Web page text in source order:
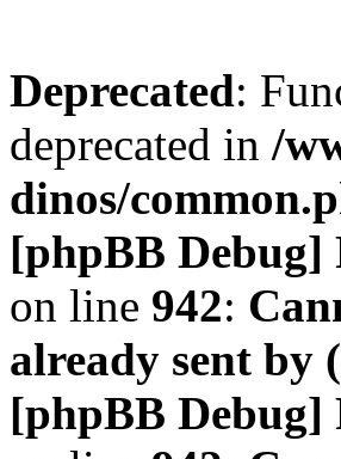
Deprecated:
deprecated in /
dinos/
[phpBB Debug]
on line 942:
already sent by
[phpBB Debug]